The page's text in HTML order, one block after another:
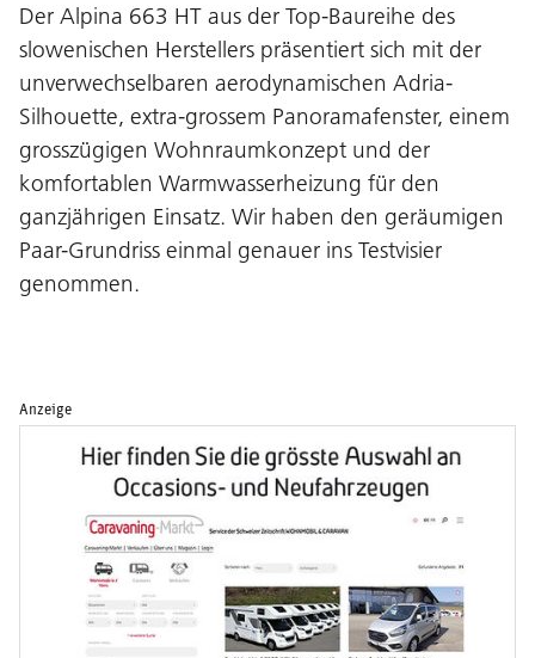
Der Alpina 663 HT aus der Top-Baureihe des
slowenischen Herstellers präsentiert sich mit der
unverwechselbaren aerodynamischen Adria-
Silhouette, extra-grossem Panoramafenster, einem
grosszügigen Wohnraumkonzept und der
komfortablen Warmwasserheizung für den
ganzjährigen Einsatz. Wir haben den geräumigen
Paar-Grundriss einmal genauer ins Testvisier
genommen.
Anzeige